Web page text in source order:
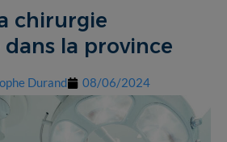
chirurgie
la province
Durand 08/06/2024